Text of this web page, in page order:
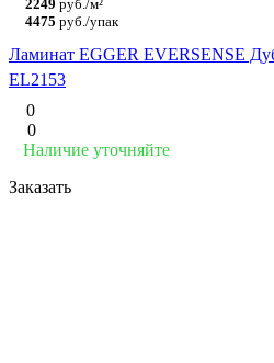
2249 руб./м²
4475 руб./упак
Ламинат EGGER EVERSENSE
EL2153
0
0
Наличие уточняйте
Заказать